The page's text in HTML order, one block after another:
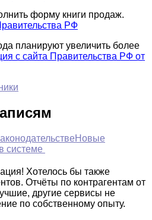
форму книги продаж.
РФ
планируют увеличить более
с сайта Правительства РФ от
Новые
системе
Хотелось бы также
Отчёты по контрагентам от
другие сервисы не
по собственному опыту.